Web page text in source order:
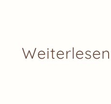
Weiterlesen